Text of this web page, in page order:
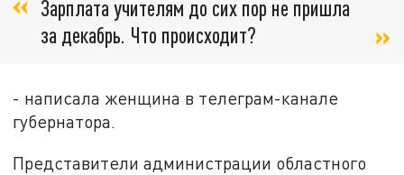
Зарплата учителям до сих пор не пришла
за декабрь. Что происходит?
- написала женщина в телеграм-канале
губернатора.
Представители администрации областного